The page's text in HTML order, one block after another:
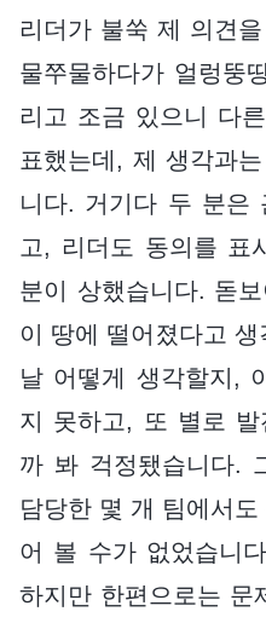
리더가 불쑥 제 의견
물쭈물하다가 얼렁뚱
리고 조금 있으니 다
표했는데, 제 생각과
니다. 거기다 두 분은
고, 리더도 동의를 표
분이 상했습니다. 돋
이 땅에 떨어졌다고
날 어떻게 생각할지,
지 못하고, 또 별로
까 봐 걱정됐습니다.
담당한 몇 개 팀에서
어 볼 수가 없었습니
하지만 한편으로는 문